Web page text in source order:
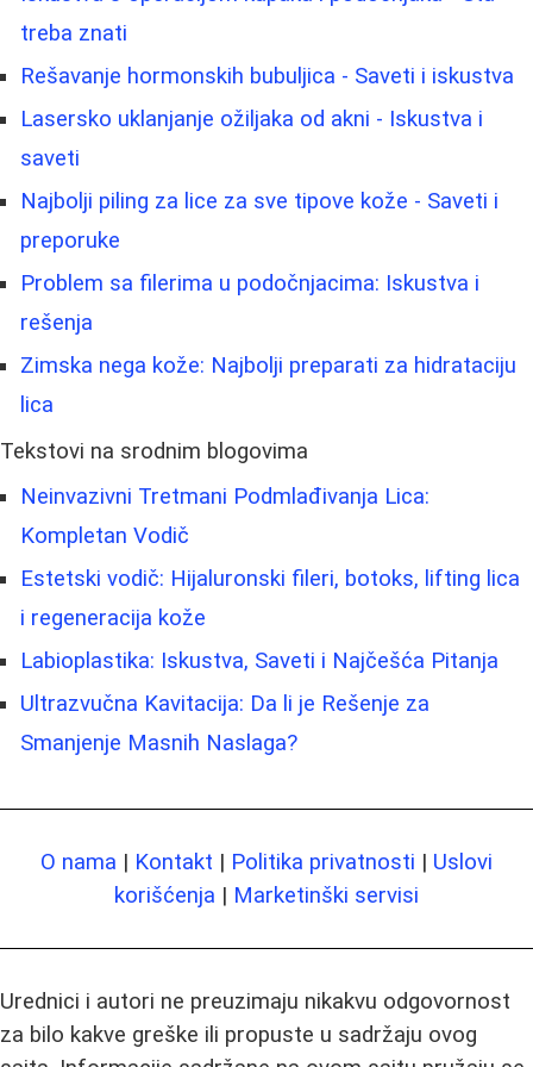
treba znati
Rešavanje hormonskih bubuljica - Saveti i iskustva
Lasersko uklanjanje ožiljaka od akni - Iskustva i
saveti
Najbolji piling za lice za sve tipove kože - Saveti i
preporuke
Problem sa filerima u podočnjacima: Iskustva i
rešenja
Zimska nega kože: Najbolji preparati za hidrataciju
lica
Tekstovi na srodnim blogovima
Neinvazivni Tretmani Podmlađivanja Lica:
Kompletan Vodič
Estetski vodič: Hijaluronski fileri, botoks, lifting lica
i regeneracija kože
Labioplastika: Iskustva, Saveti i Najčešća Pitanja
Ultrazvučna Kavitacija: Da li je Rešenje za
Smanjenje Masnih Naslaga?
O nama | Kontakt | Politika privatnosti | Uslovi
korišćenja | Marketinški servisi
Urednici i autori ne preuzimaju nikakvu odgovornost
za bilo kakve greške ili propuste u sadržaju ovog